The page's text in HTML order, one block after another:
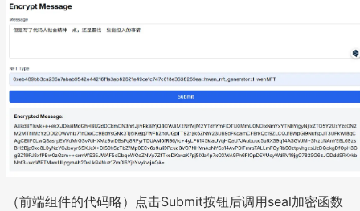
（前端组件的代码略）点击Submit按钮后调用seal加密函数